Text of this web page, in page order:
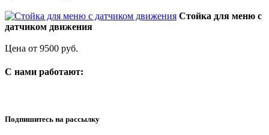
Стойка для меню с
датчиком движения
Цена от 9500 руб.
C нами работают:
Подпишитесь на рассылку